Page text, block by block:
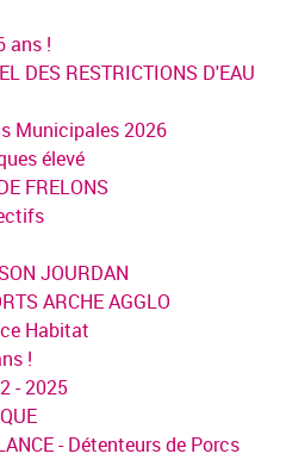
ans !
DES RESTRICTIONS D'EAU
Municipales 2026
élevé
FRELONS
JOURDAN
ARCHE AGGLO
Habitat
!
- 2025
- Détenteurs de Porcs